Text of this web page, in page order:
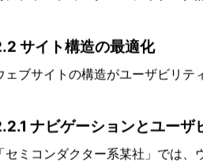
を具体的に解説します。
2.1.1 業界特有のキーワードの選
「テック系某企業」では、自社の